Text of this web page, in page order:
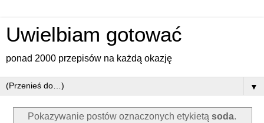
Uwielbiam gotować
ponad 2000 przepisów na każdą okazję
▼
Pokazywanie postów oznaczonych etykietą soda.